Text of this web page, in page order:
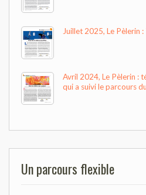
Juillet 2025, Le Pèlerin
Avril 2024, Le Pèlerin :
qui a suivi le parcours
Un parcours flexible